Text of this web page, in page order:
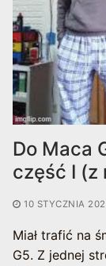
Do Maca
część I (z
10 STYCZNIA
Miał trafić na
G5. Z jednej